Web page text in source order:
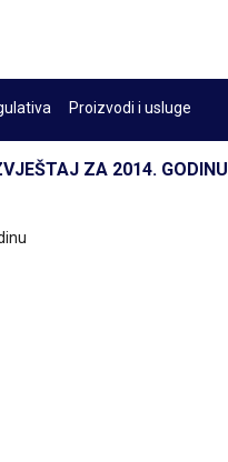
Proizvodi i usluge
ZA 2014. GODINU